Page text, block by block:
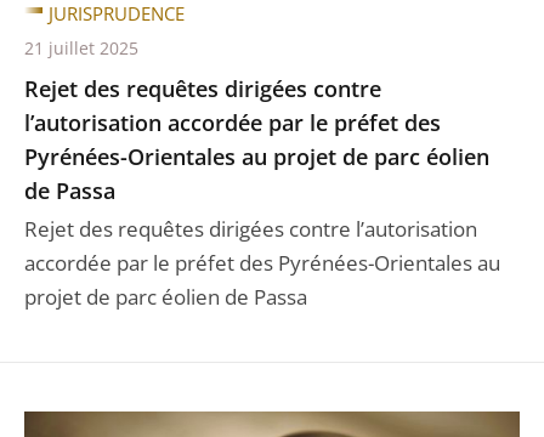
Rejet des requêtes dirigées contre
l’autorisation accordée par le préfet des
Pyrénées-Orientales au projet de parc éolien
de Passa
Rejet des requêtes dirigées contre l’autorisation
accordée par le préfet des Pyrénées-Orientales au
projet de parc éolien de Passa
JURISPRUDENCE
21 juillet 2025